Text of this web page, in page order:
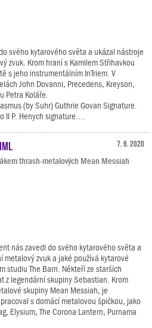
svého kytarového světa a ukázal nástroje
zvuk. Krom hraní s Kamilem Střihavkou
s jeho instrumentálním InTriem. V
John Dovanni, Precedens, Kreyson,
Petra Koláře.
(by Suhr) Guthrie Govan Signature.
II P. Henych signature....
7. 9. 2020
thrash-metalových Mean Messiah
nás zavedl do svého kytarového světa a
metalový zvuk a jaké používá kytarové
studiu The Barn. Někteří ze starších
z legendární skupiny Sebastian. Krom
skupiny Mean Messiah, je
s domácí metalovou špičkou, jako
Elysium, The Corona Lantern, Purnama